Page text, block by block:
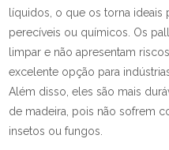
líquidos, o que os torna
perecíveis ou químicos. Os
limpar e não apresentam
excelente opção para
Além disso, eles são mais
de madeira, pois não sofrem
insetos ou fungos.